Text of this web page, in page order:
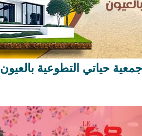
حياتي التطوعية بالعيون